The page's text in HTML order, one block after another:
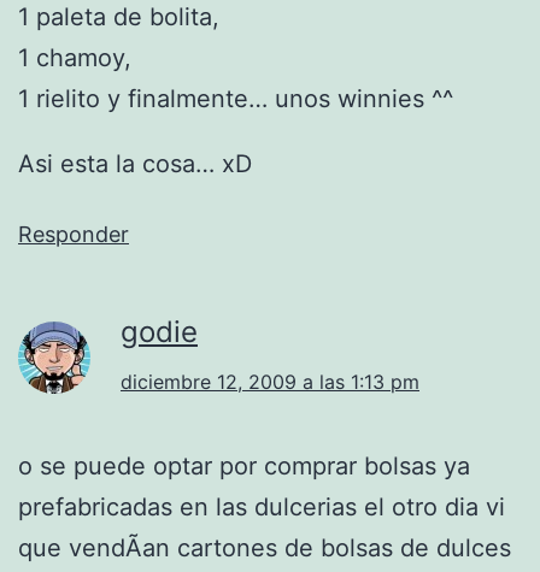
1 paleta de bolita,
1 chamoy,
1 rielito y finalmente… unos winnies ^^
Asi esta la cosa… xD
Responder
godie
diciembre 12, 2009 a las 1:13 pm
o se puede optar por comprar bolsas ya
prefabricadas en las dulcerias el otro dia vi
que vendÃ­an cartones de bolsas de dulces